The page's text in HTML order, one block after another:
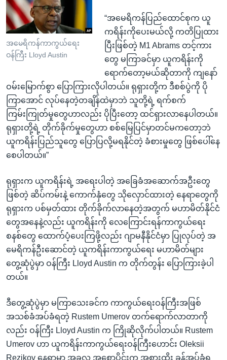
အမေရိကန်ကာကွယ်ရေး
ဝန်ကြီး Lloyd Austin
“အမေရိကန်ပြည်ထောင်စုက ယူ
ကရိန်းကိုပေးမယ်လို့ ကတိပြုထား
ပြီးဖြစ်တဲ့ M1 Abrams တင့်ကား
တွေ မကြာခင်မှာ ယူကရိန်းကို
ရောက်တော့မယ်ဆိုတာကို ကျနော်
ဝမ်းမြောက်စွာ ပြောကြားလိုပါတယ်။​ ရုရှားတို့က ဒီစစ်ပွဲကို ပို
ကြာအောင် လုပ်နေတဲ့တချိန်ထဲမှာဘဲ သူတို့ရဲ့ ရက်စက်
ကြမ်းကြုတ်မှုတွေဟာလည်း ပိုပြီးတော့ ထင်ရှားလာနေပါတယ်။​
ရုရှားတို့ရဲ့ တိုက်ခိုက်မှုတွေဟာ စစ်မြေပြင်မှာတင်မကတော့ဘဲ
ယူကရိန်းပြည်သူတွေ ပြောပြလို့မရနိုင်တဲ့ ခံစားမှုတွေ ဖြစ်ပေါ်နေ
စေပါတယ်။”
ရုရှားက ယူကရိန်းရဲ့ အရေးပါတဲ့ အခြေခံအဆောက်အဦးတွေ
ဖြစ်တဲ့ ဆိပ်ကမ်းနဲ့ ကောက်နှံတွေ သိုလှောင်ထားတဲ့ နေရာတွေကို
ရုရှားက ပစ်မှတ်ထား တိုက်ခိုက်လာနေတဲ့အတွက် မဟာမိတ်နိုင်ငံ
တွေအနေနဲ့လည်း ယူကရိန်းကို လေကြောင်းရန်ကာကွယ်ရေး
စနစ်တွေ ထောက်ပံ့ပေးကြဖို့လည်း ဂျာမနီနိုင်ငံမှာ ပြုလုပ်တဲ့ အ
မေရိကန်ဦးဆောင်တဲ့ ယူကရိန်းကာကွယ်ရေး မဟာမိတ်များ
တွေ့ဆုံပွဲမှာ ဝန်ကြီး Lloyd Austin က တိုက်တွန်း ပြောကြားခဲ့ပါ
တယ်။​
ဒီတွေ့ဆုံပွဲမှာ မကြာသေးခင်က ကာကွယ်ရေးဝန်ကြီးအဖြစ်
အသစ်ခံအပ်ခံရတဲ့ Rustem Umerov တက်ရောက်လာတာကို
လည်း ဝန်ကြီး Lloyd Austin က ကြိုဆိုလိုက်ပါတယ်။ Rustem
Umerov ဟာ ယူကရိန်းကာကွယ်ရေးဝန်ကြီးဟောင်း Oleksii
Rezikov နေရာမှာ အခုလ အစောပိုင်းက အစားထိုး ခန့်အပ်ခံရ